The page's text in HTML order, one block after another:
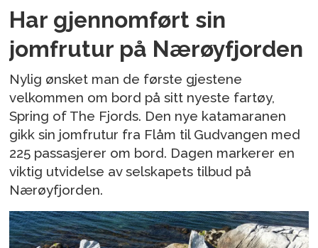
Har gjennomført sin
jomfrutur på Nærøyfjorden
Nylig ønsket man de første gjestene
velkommen om bord på sitt nyeste fartøy,
Spring of The Fjords. Den nye katamaranen
gikk sin jomfrutur fra Flåm til Gudvangen med
225 passasjerer om bord. Dagen markerer en
viktig utvidelse av selskapets tilbud på
Nærøyfjorden.